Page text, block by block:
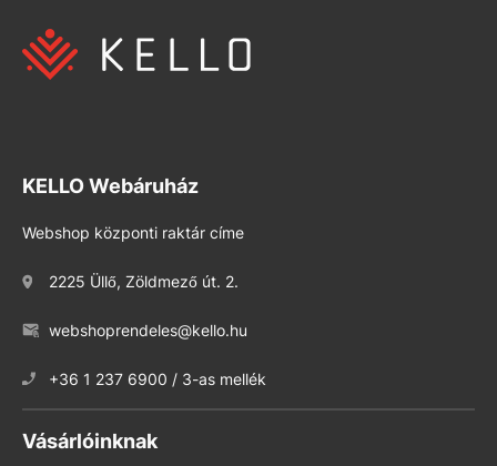
KELLO Webáruház
Webshop központi raktár címe
2225 Üllő, Zöldmező út. 2.
webshoprendeles@kello.hu
+36 1 237 6900 / 3-as mellék
Vásárlóinknak